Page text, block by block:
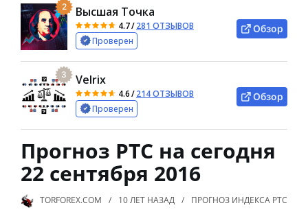
2 Высшая Точка
4.7/281 ОТЗЫВОВ
Проверен
Обзор
3 Velrix
4.6/214 ОТЗЫВОВ
Проверен
Обзор
Прогноз РТС на сегодня
22 сентября 2016
TORFOREX.COM 10 ЛЕТ НАЗАД ПРОГНОЗ ИНДЕКСА РТС